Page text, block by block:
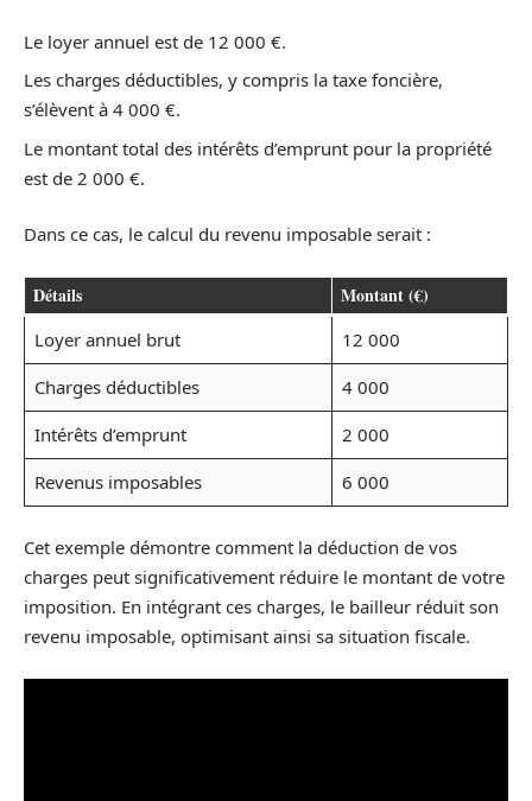
Le loyer annuel est de 12 000 €.
Les charges déductibles, y compris la taxe foncière,
s’élèvent à 4 000 €.
Le montant total des intérêts d’emprunt pour la propriété
est de 2 000 €.
Dans ce cas, le calcul du revenu imposable serait :
Détails Montant (€)
Loyer annuel brut
12 000
Charges déductibles
4 000
Intérêts d’emprunt
2 000
Revenus imposables
6 000
Cet exemple démontre comment la déduction de vos
charges peut significativement réduire le montant de votre
imposition. En intégrant ces charges, le bailleur réduit son
revenu imposable, optimisant ainsi sa situation fiscale.